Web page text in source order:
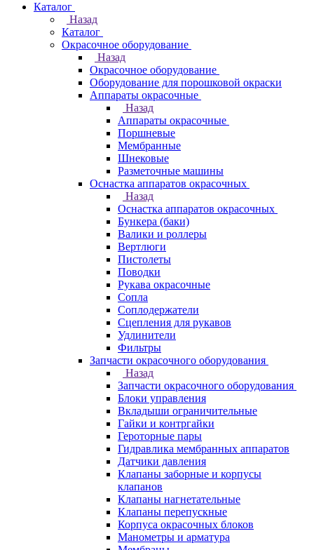
Каталог
Назад
Каталог
Окрасочное оборудование
Назад
Окрасочное оборудование
Оборудование для порошковой окраски
Аппараты окрасочные
Назад
Аппараты окрасочные
Поршневые
Мембранные
Шнековые
Разметочные машины
Оснастка аппаратов окрасочных
Назад
Оснастка аппаратов окрасочных
Бункера (баки)
Валики и роллеры
Вертлюги
Пистолеты
Поводки
Рукава окрасочные
Сопла
Соплодержатели
Сцепления для рукавов
Удлинители
Фильтры
Запчасти окрасочного оборудования
Назад
Запчасти окрасочного оборудования
Блоки управления
Вкладыши ограничительные
Гайки и контргайки
Героторные пары
Гидравлика мембранных аппаратов
Датчики давления
Клапаны заборные и корпусы
клапанов
Клапаны нагнетательные
Клапаны перепускные
Корпуса окрасочных блоков
Манометры и арматура